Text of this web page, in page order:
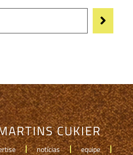
CUKIER
notícias
equipe